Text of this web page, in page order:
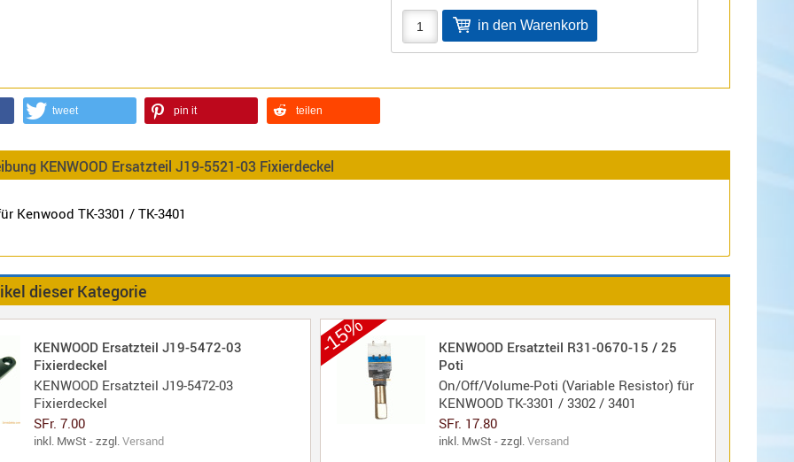
tweet pin it teilen
KENWOOD Ersatzteil J19-5521-03 Fixierdeckel
Kenwood TK-3301 / TK-3401
dieser Kategorie
KENWOOD Ersatzteil J19-5472-03
Fixierdeckel
KENWOOD Ersatzteil J19-5472-03
Fixierdeckel
SFr. 7.00
inkl. MwSt - zzgl.Versand
-15%
KENWOOD Ersatzteil R31-0670-15 / 25
Poti
On/Off/Volume-Poti (Variable Resistor) für
KENWOOD TK-3301 / 3302 / 3401
SFr. 17.80
inkl. MwSt - zzgl.Versand